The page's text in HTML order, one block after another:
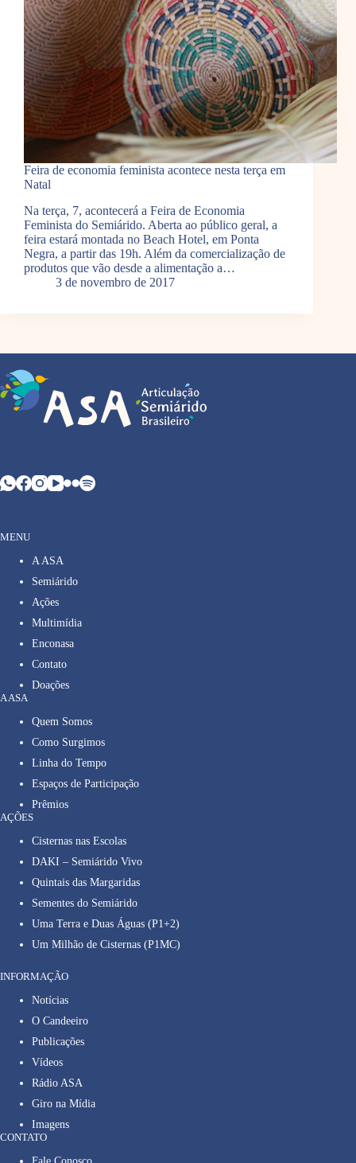
Feira de economia feminista acontece nesta terça em
Natal
Na terça, 7, acontecerá a Feira de Economia
Feminista do Semiárido. Aberta ao público geral, a
feira estará montada no Beach Hotel, em Ponta
Negra, a partir das 19h. Além da comercialização de
produtos que vão desde a alimentação a…
3 de novembro de 2017
MENU
A ASA
Semiárido
Ações
Multimídia
Enconasa
Contato
Doações
A ASA
Quem Somos
Como Surgimos
Linha do Tempo
Espaços de Participação
Prêmios
AÇÕES
Cisternas nas Escolas
DAKI – Semiárido Vivo
Quintais das Margaridas
Sementes do Semiárido
Uma Terra e Duas Águas (P1+2)
Um Milhão de Cisternas (P1MC)
INFORMAÇÃO
Notícias
O Candeeiro
Publicações
Vídeos
Rádio ASA
Giro na Mídia
Imagens
CONTATO